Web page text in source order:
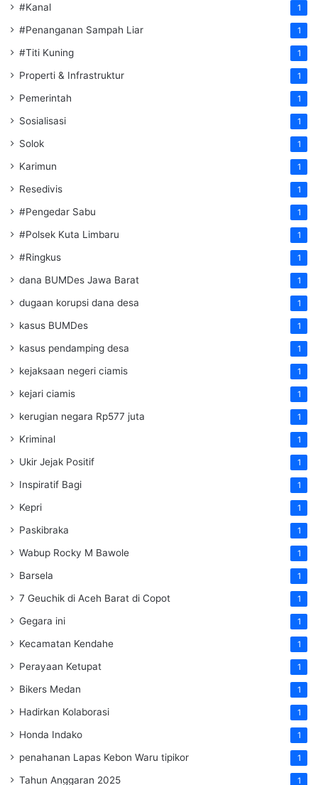
#Kanal 1
#Penanganan Sampah Liar 1
#Titi Kuning 1
Properti & Infrastruktur 1
Pemerintah 1
Sosialisasi 1
Solok 1
Karimun 1
Resedivis 1
#Pengedar Sabu 1
#Polsek Kuta Limbaru 1
#Ringkus 1
dana BUMDes Jawa Barat 1
dugaan korupsi dana desa 1
kasus BUMDes 1
kasus pendamping desa 1
kejaksaan negeri ciamis 1
kejari ciamis 1
kerugian negara Rp577 juta 1
Kriminal 1
Ukir Jejak Positif 1
Inspiratif Bagi 1
Kepri 1
Paskibraka 1
Wabup Rocky M Bawole 1
Barsela 1
7 Geuchik di Aceh Barat di Copot 1
Gegara ini 1
Kecamatan Kendahe 1
Perayaan Ketupat 1
Bikers Medan 1
Hadirkan Kolaborasi 1
Honda Indako 1
penahanan Lapas Kebon Waru tipikor 1
Tahun Anggaran 2025 1